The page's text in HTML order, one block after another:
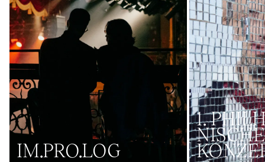
IM.PRO.LOG
1.